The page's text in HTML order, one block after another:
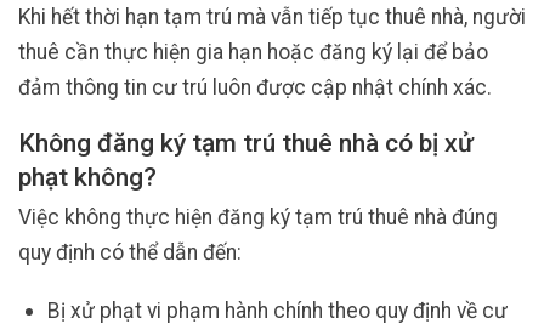
Khi hết thời hạn tạm trú mà vẫn tiếp tục thuê nhà, người
thuê cần thực hiện gia hạn hoặc đăng ký lại để bảo
đảm thông tin cư trú luôn được cập nhật chính xác.
Không đăng ký tạm trú thuê nhà có bị xử
phạt không?
Việc không thực hiện đăng ký tạm trú thuê nhà đúng
quy định có thể dẫn đến:
Bị xử phạt vi phạm hành chính theo quy định về cư